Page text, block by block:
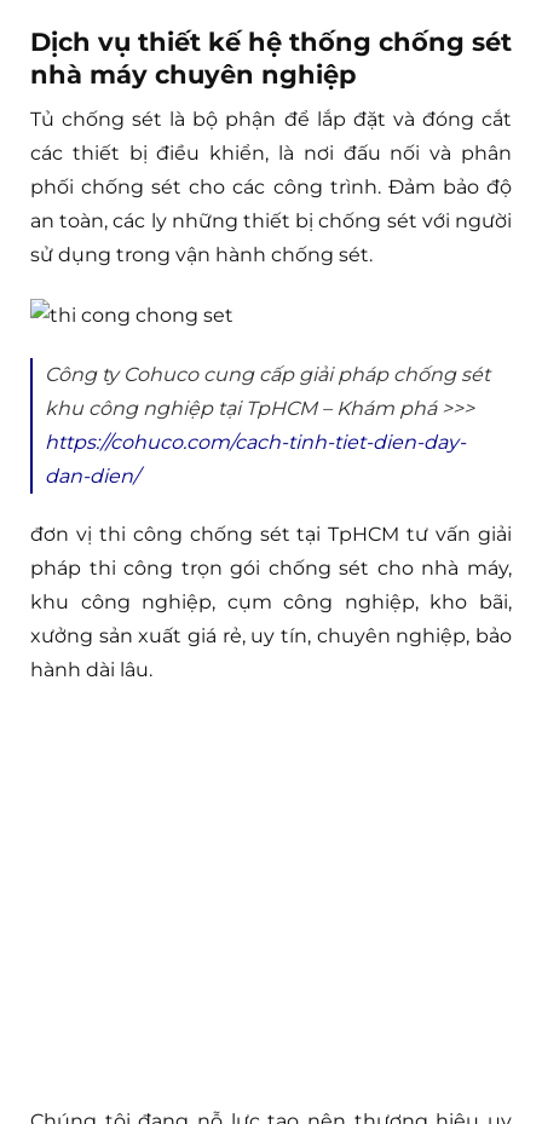
Dịch vụ thiết kế hệ thống chống sét
nhà máy chuyên nghiệp
Tủ chống sét là bộ phận để lắp đặt và đóng cắt
các thiết bị điều khiển, là nơi đấu nối và phân
phối chống sét cho các công trình. Đảm bảo độ
an toàn, các ly những thiết bị chống sét với người
sử dụng trong vận hành chống sét.
Công ty Cohuco cung cấp giải pháp chống sét
khu công nghiệp tại TpHCM – Khám phá >>>
https://cohuco.com/cach-tinh-tiet-dien-day-
dan-dien/
đơn vị thi công chống sét tại TpHCM tư vấn giải
pháp thi công trọn gói chống sét cho nhà máy,
khu công nghiệp, cụm công nghiệp, kho bãi,
xưởng sản xuất giá rẻ, uy tín, chuyên nghiệp, bảo
hành dài lâu.